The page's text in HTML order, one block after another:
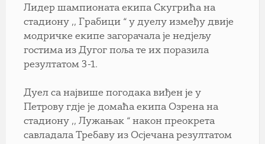
Лидер шампионата екипа Скугрића на
стадиону ,, Грабици “ у дуелу између двије
модричке екипе загорачала је недјељу
гостима из Дугог поља те их поразила
резултатом 3-1.
Дуел са највише погодака виђен је у
Петрову гдје је домаћа екипа Озрена на
стадиону ,, Лужањак “ након преокрета
савладала Требаву из Осјечана резултатом